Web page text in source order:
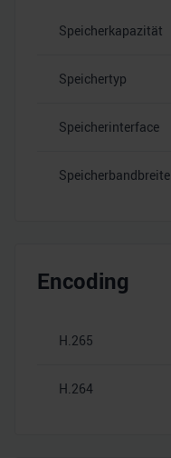
Speicherkapazität
Speichertyp
Speicherinterface
Speicherbandbreite
Encoding
H.265
H.264